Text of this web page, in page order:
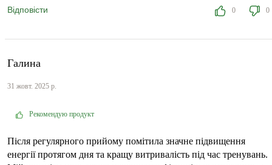
Відповісти 0 0
Галина
31 жовт. 2025 р.
Рекомендую продукт
Після регулярного прийому помітила значне підвищення
енергії протягом дня та кращу витривалість під час тренувань.